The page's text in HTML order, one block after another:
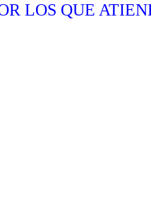
LOS QUE